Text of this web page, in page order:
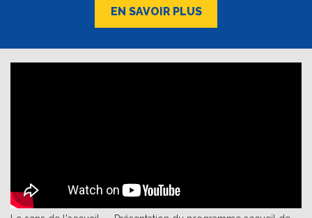
EN SAVOIR PLUS